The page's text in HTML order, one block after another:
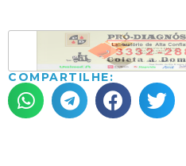
COMPARTILHE: